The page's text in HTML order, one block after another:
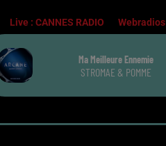
Live :CANNES RADIO Webradios
Ma Meilleure Ennemie
STROMAE & POMME